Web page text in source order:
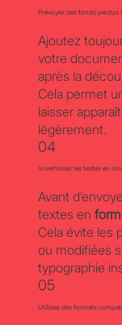
Prévoyez des fonds perdus
Ajoutez
votre
après la
Cela permet
laisser
légèrement.
04
onvertissez les textes en
Avant
textes en
Cela évite les
ou modifiées
typographie
05
Utilisez des formats